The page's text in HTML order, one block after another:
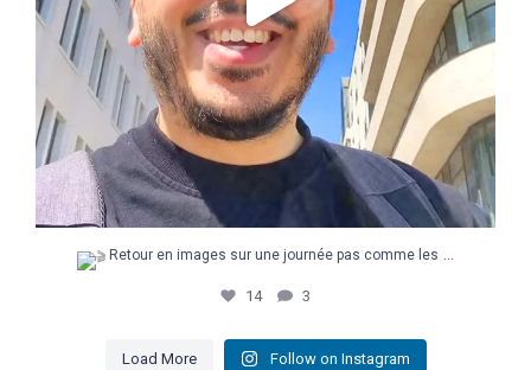
Retour en images sur une journée pas comme les ...
14 3
Load More Follow on Instagram